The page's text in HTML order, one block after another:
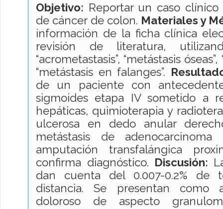
Objetivo: Reportar un caso clínico
de cáncer de colon. Materiales y
información de la ficha clínica
revisión de literatura,
“acrometastasis”, “metástasis
“metástasis en falanges”.
de un paciente con
sigmoides etapa IV sometido a
hepáticas, quimioterapia y
ulcerosa en dedo anular
metástasis de
amputación transfalángica
confirma diagnóstico. Discusión:
dan cuenta del 0.007-0.2% de
distancia. Se presentan como
doloroso de aspecto